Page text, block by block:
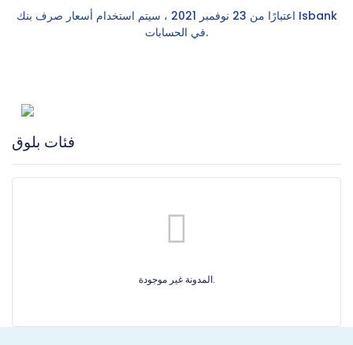
اعتبارًا من 23 نوفمبر 2021 ، سيتم استخدام أسعار صرف بنك Isbank
في الحسابات.
فئات بلوق
المدونة غير موجودة.